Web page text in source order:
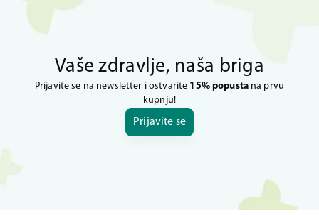
Vaše zdravlje, naša briga
Prijavite se na newsletter i ostvarite 15% popustana prvu
kupnju!
Prijavite se